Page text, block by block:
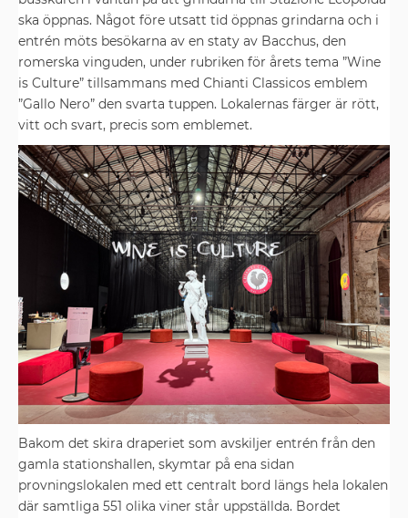
ska öppnas. Något före utsatt tid öppnas grindarna och i
entrén möts besökarna av en staty av Bacchus, den
romerska vinguden, under rubriken för årets tema ”Wine
is Culture” tillsammans med Chianti Classicos emblem
”Gallo Nero” den svarta tuppen. Lokalernas färger är rött,
vitt och svart, precis som emblemet.
Bakom det skira draperiet som avskiljer entrén från den
gamla stationshallen, skymtar på ena sidan
provningslokalen med ett centralt bord längs hela lokalen
där samtliga 551 olika viner står uppställda. Bordet